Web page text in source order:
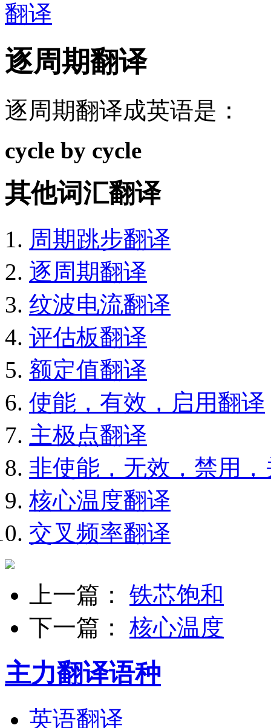
翻译
逐周期翻译
逐周期翻译成英语是：
cycle by cycle
其他词汇翻译
周期跳步翻译
逐周期翻译
纹波电流翻译
评估板翻译
额定值翻译
使能，有效，启用翻译
主极点翻译
非使能，无效，禁用
核心温度翻译
交叉频率翻译
上一篇： 铁芯饱和
下一篇： 核心温度
主力翻译语种
英语翻译